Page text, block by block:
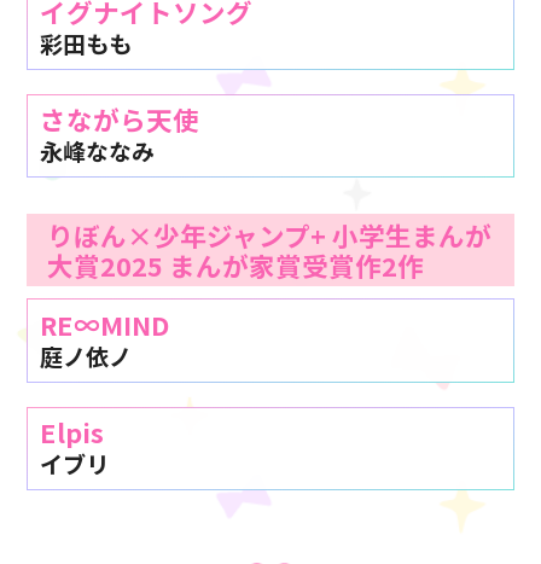
イグナイトソング
彩田もも
さながら天使
永峰ななみ
りぼん×少年ジャンプ+ 小学生まんが
大賞2025 まんが家賞受賞作2作
RE∞MIND
庭ノ依ノ
Elpis
イブリ